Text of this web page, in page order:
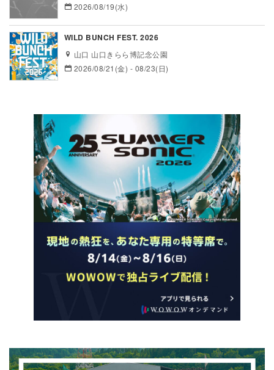
2026/08/19(水)
WILD BUNCH FEST. 2026
山口 山口きらら博記念公園
2026/08/21(金) - 08/23(日)